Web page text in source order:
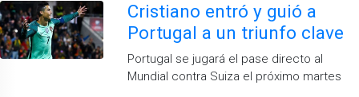
Cristiano entró y guió a
Portugal a un triunfo clave
Portugal se jugará el pase directo al
Mundial contra Suiza el próximo martes